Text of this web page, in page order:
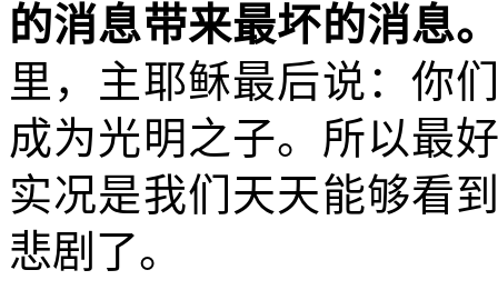
的消息带来最坏的消息
里，主耶稣最后说：你
成为光明之子。所以最
实况是我们天天能够看
悲剧了。